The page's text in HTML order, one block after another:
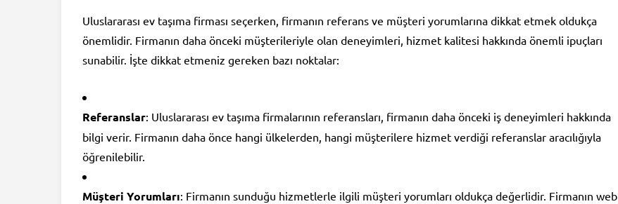
Uluslararası ev taşıma firması seçerken, firmanın referans ve müşteri yorumlarına dikkat etmek oldukça
önemlidir. Firmanın daha önceki müşterileriyle olan deneyimleri, hizmet kalitesi hakkında önemli ipuçları
sunabilir. İşte dikkat etmeniz gereken bazı noktalar:
Referanslar: Uluslararası ev taşıma firmalarının referansları, firmanın daha önceki iş deneyimleri hakkında
bilgi verir. Firmanın daha önce hangi ülkelerden, hangi müşterilere hizmet verdiği referanslar aracılığıyla
öğrenilebilir.
Müşteri Yorumları: Firmanın sunduğu hizmetlerle ilgili müşteri yorumları oldukça değerlidir. Firmanın web